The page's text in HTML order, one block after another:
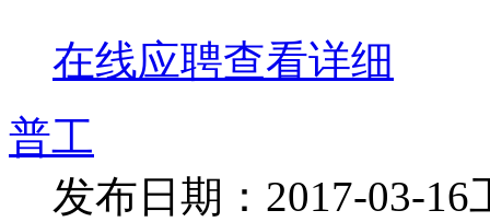
在线应聘查看详细
普工
发布日期：2017-03-16